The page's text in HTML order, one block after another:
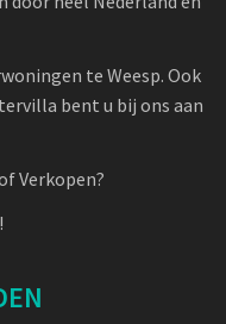
te Weesp. Ook
bent u bij ons aan
Verkopen?